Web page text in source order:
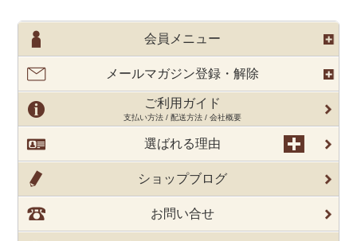
会員メニュー
メールマガジン登録・解除
ご利用ガイド
支払い方法 / 配送方法 / 会社概要
選ばれる理由
ショップブログ
お問い合せ